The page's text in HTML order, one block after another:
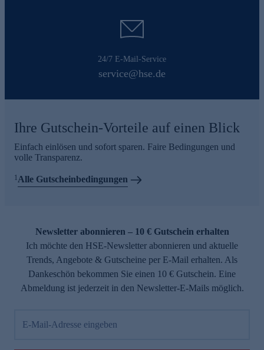
24/7 E-Mail-Service
service@hse.de
Ihre Gutschein-Vorteile auf einen Blick
Einfach einlösen und sofort sparen. Faire Bedingungen und
volle Transparenz.
1 Alle Gutscheinbedingungen
Newsletter abonnieren – 10 € Gutschein erhalten
Ich möchte den HSE-Newsletter abonnieren und aktuelle
Trends, Angebote & Gutscheine per E-Mail erhalten. Als
Dankeschön bekommen Sie einen 10 € Gutschein. Eine
Abmeldung ist jederzeit in den Newsletter-E-Mails möglich.
E-Mail-Adresse eingeben